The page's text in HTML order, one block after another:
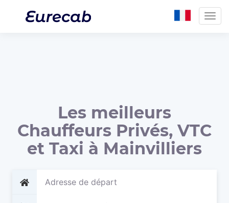
Les meilleurs
Chauffeurs Privés, VTC
et Taxi à Mainvilliers